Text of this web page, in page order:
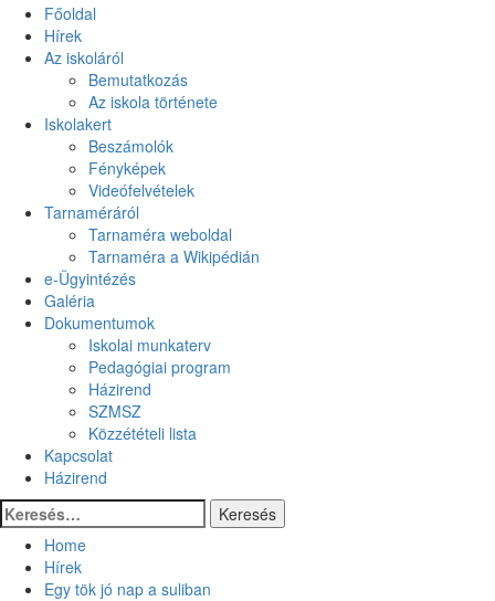
Főoldal
Hírek
Az iskoláról
Bemutatkozás
Az iskola története
Iskolakert
Beszámolók
Fényképek
Videófelvételek
Tarnaméráról
Tarnaméra weboldal
Tarnaméra a Wikipédián
e-Ügyintézés
Galéria
Dokumentumok
Iskolai munkaterv
Pedagógiai program
Házirend
SZMSZ
Közzétételi lista
Kapcsolat
Házirend
Keresés:
Home
Hírek
Egy tök jó nap a suliban